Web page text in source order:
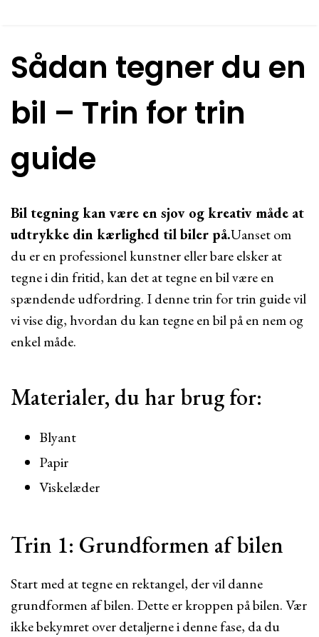
Sådan tegner du en
bil – Trin for trin
guide
Bil tegning kan være en sjov og kreativ måde at
udtrykke din kærlighed til biler på.Uanset om
du er en professionel kunstner eller bare elsker at
tegne i din fritid, kan det at tegne en bil være en
spændende udfordring. I denne trin for trin guide vil
vi vise dig, hvordan du kan tegne en bil på en nem og
enkel måde.
Materialer, du har brug for:
Blyant
Papir
Viskelæder
Trin 1: Grundformen af bilen
Start med at tegne en rektangel, der vil danne
grundformen af bilen. Dette er kroppen på bilen. Vær
ikke bekymret over detaljerne i denne fase, da du